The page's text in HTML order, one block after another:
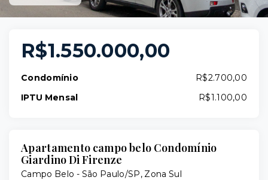
R$1.550.000,00
Condomínio
R$2.700,00
IPTU Mensal
R$1.100,00
Apartamento campo belo Condomínio
Giardino Di Firenze
Campo Belo - São Paulo/SP, Zona Sul